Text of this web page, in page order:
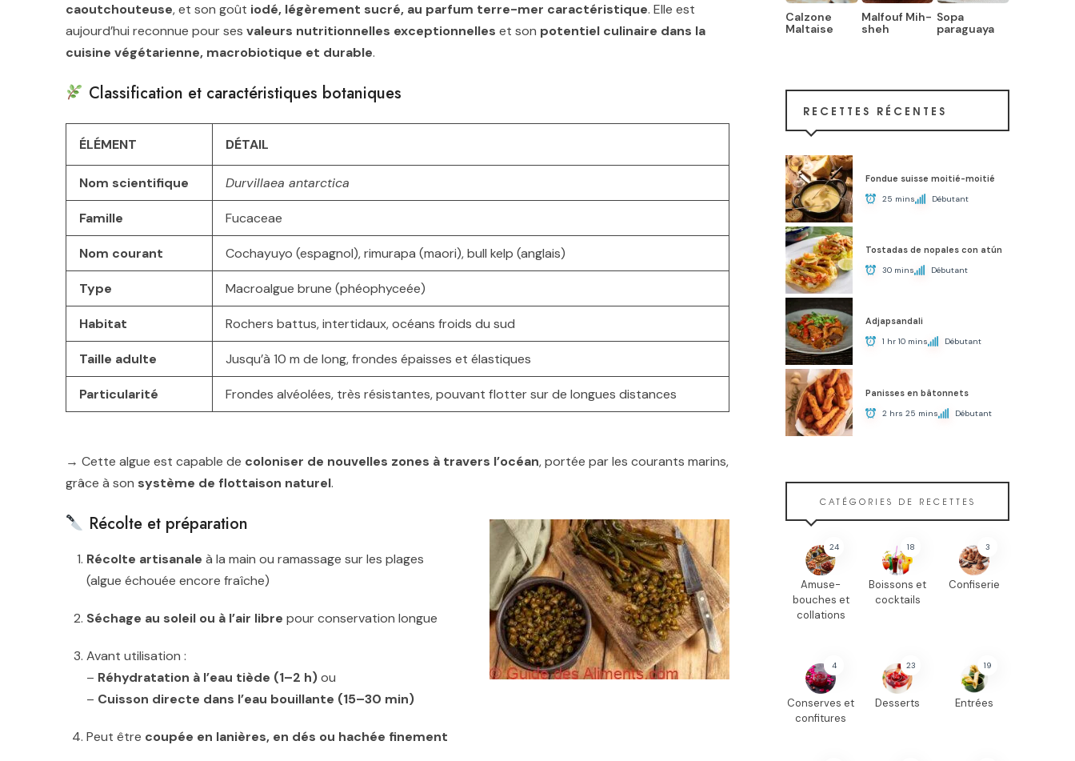
caoutchouteuse, et son goût iodé, légèrement sucré, au parfum terre-mer caractéristique. Elle est
aujourd’hui reconnue pour ses valeurs nutritionnelles exceptionnelles et son potentiel culinaire dans la
cuisine végétarienne, macrobiotique et durable.
Classification et caractéristiques botaniques
ÉLÉMENT DÉTAIL
Nom scientifique Durvillaea antarctica
Famille Fucaceae
Nom courant Cochayuyo (espagnol), rimurapa (maori), bull kelp (anglais)
Type Macroalgue brune (phéophyceée)
Habitat Rochers battus, intertidaux, océans froids du sud
Taille adulte Jusqu’à 10 m de long, frondes épaisses et élastiques
Particularité Frondes alvéolées, très résistantes, pouvant flotter sur de longues distances
→ Cette algue est capable de coloniser de nouvelles zones à travers l’océan, portée par les courants marins,
grâce à son système de flottaison naturel.
Récolte et préparation
Récolte artisanale à la main ou ramassage sur les plages
(algue échouée encore fraîche)
Séchage au soleil ou à l’air libre pour conservation longue
Avant utilisation :
– Réhydratation à l’eau tiède (1–2 h)ou
– Cuisson directe dans l’eau bouillante (15–30 min)
Peut être coupée en lanières, en dés ou hachée finement
Calzone
Maltaise
Malfouf Mih-
sheh
Sopa
paraguaya
RECETTES RÉCENTES
Fondue suisse moitié-moitié
25 mins Débutant
Tostadas de nopales con atún
30 mins Débutant
Adjapsandali
1 hr 10 mins Débutant
Panisses en bâtonnets
2 hrs 25 mins Débutant
CATÉGORIES DE RECETTES
24
Amuse-
bouches et
collations
18
Boissons et
cocktails
3
Confiserie
4
Conserves et
confitures
23
Desserts
19
Entrées